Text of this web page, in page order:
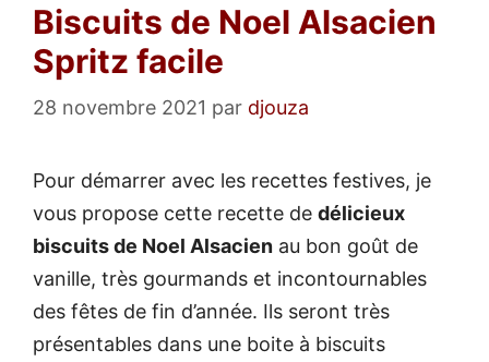
Biscuits de Noel Alsacien
Spritz facile
28 novembre 2021 par djouza
Pour démarrer avec les recettes festives, je
vous propose cette recette de délicieux
biscuits de Noel Alsacien au bon goût de
vanille, très gourmands et incontournables
des fêtes de fin d’année. Ils seront très
présentables dans une boite à biscuits